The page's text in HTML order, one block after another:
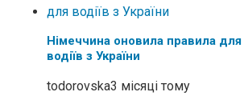
Німеччина оновила правила для
водіїв з України
todorovska3 місяці тому